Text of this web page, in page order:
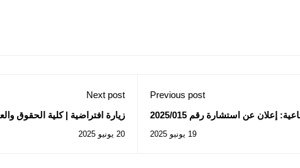
Previous post
إعلان عن استشارة رقم 2025/015
19 يونيو 2025
Next post
زيارة افتراضية | كلية الحقوق
20 يونيو 2025